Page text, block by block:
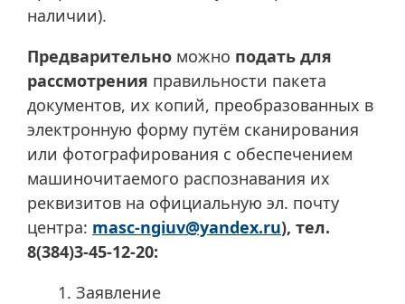
наличии).
Предварительно можно подать для
рассмотрения правильности пакета
документов, их копий, преобразованных в
электронную форму путём сканирования
или фотографирования с обеспечением
машиночитаемого распознавания их
реквизитов на официальную эл. почту
центра: masc-ngiuv@yandex.ru), тел.
8(384)3-45-12-20:
Заявление